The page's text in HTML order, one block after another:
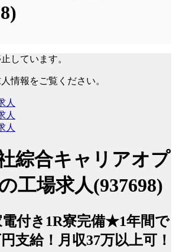
しています。
情報をご覧ください。
人
人
人
綜合キャリアオプ
工場求人(937698)
付き1R寮完備★1年間で
支給！月収37万以上可！